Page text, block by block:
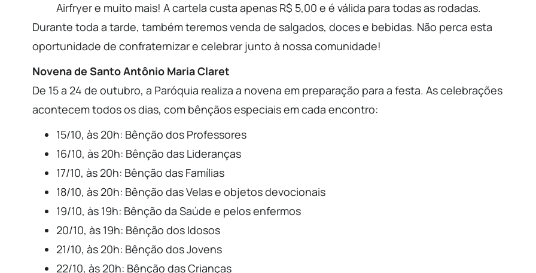
Airfryer e muito mais! A cartela custa apenas R$ 5,00 e é válida para todas as rodadas.
Durante toda a tarde, também teremos venda de salgados, doces e bebidas. Não perca esta
oportunidade de confraternizar e celebrar junto à nossa comunidade!
Novena de Santo Antônio Maria Claret
De 15 a 24 de outubro, a Paróquia realiza a novena em preparação para a festa. As celebrações
acontecem todos os dias, com bênçãos especiais em cada encontro:
15/10, às 20h: Bênção dos Professores
16/10, às 20h: Bênção das Lideranças
17/10, às 20h: Bênção das Famílias
18/10, às 20h: Bênção das Velas e objetos devocionais
19/10, às 19h: Bênção da Saúde e pelos enfermos
20/10, às 19h: Bênção dos Idosos
21/10, às 20h: Bênção dos Jovens
22/10, às 20h: Bênção das Crianças